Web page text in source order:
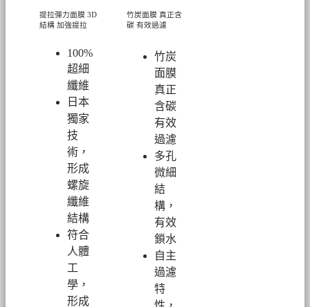
提拉彈力面膜 3D
結構 加強提拉
100%
超細
纖維
日本
獨家
技
術，
形成
螺旋
纖維
結構
符合
人體
工
學，
形成
竹炭面膜 真正含
碳 有效過濾
竹炭
面膜
真正
含碳
有效
過濾
多孔
微細
結
構，
有效
鎖水
自主
過濾
特